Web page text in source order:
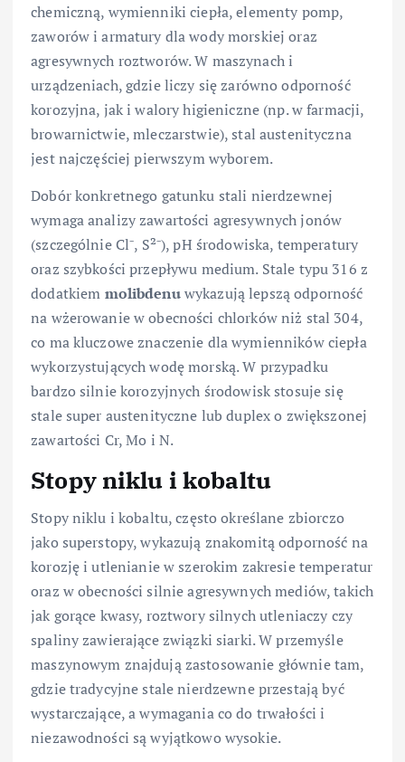
chemiczną, wymienniki ciepła, elementy pomp,
zaworów i armatury dla wody morskiej oraz
agresywnych roztworów. W maszynach i
urządzeniach, gdzie liczy się zarówno odporność
korozyjna, jak i walory higieniczne (np. w farmacji,
browarnictwie, mleczarstwie), stal austenityczna
jest najczęściej pierwszym wyborem.
Dobór konkretnego gatunku stali nierdzewnej
wymaga analizy zawartości agresywnych jonów
(szczególnie Cl⁻, S²⁻), pH środowiska, temperatury
oraz szybkości przepływu medium. Stale typu 316 z
dodatkiem molibdenuwykazują lepszą odporność
na wżerowanie w obecności chlorków niż stal 304,
co ma kluczowe znaczenie dla wymienników ciepła
wykorzystujących wodę morską. W przypadku
bardzo silnie korozyjnych środowisk stosuje się
stale super austenityczne lub duplex o zwiększonej
zawartości Cr, Mo i N.
Stopy niklu i kobaltu
Stopy niklu i kobaltu, często określane zbiorczo
jako superstopy, wykazują znakomitą odporność na
korozję i utlenianie w szerokim zakresie temperatur
oraz w obecności silnie agresywnych mediów, takich
jak gorące kwasy, roztwory silnych utleniaczy czy
spaliny zawierające związki siarki. W przemyśle
maszynowym znajdują zastosowanie głównie tam,
gdzie tradycyjne stale nierdzewne przestają być
wystarczające, a wymagania co do trwałości i
niezawodności są wyjątkowo wysokie.